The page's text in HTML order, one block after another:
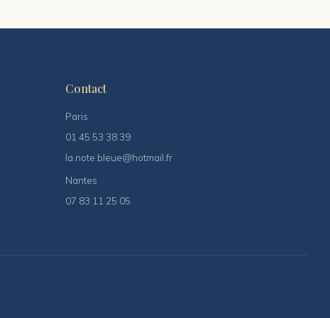
Contact
Paris
01 45 53 38 39
la.note.bleue@hotmail.fr
Nantes
07 83 11 25 05